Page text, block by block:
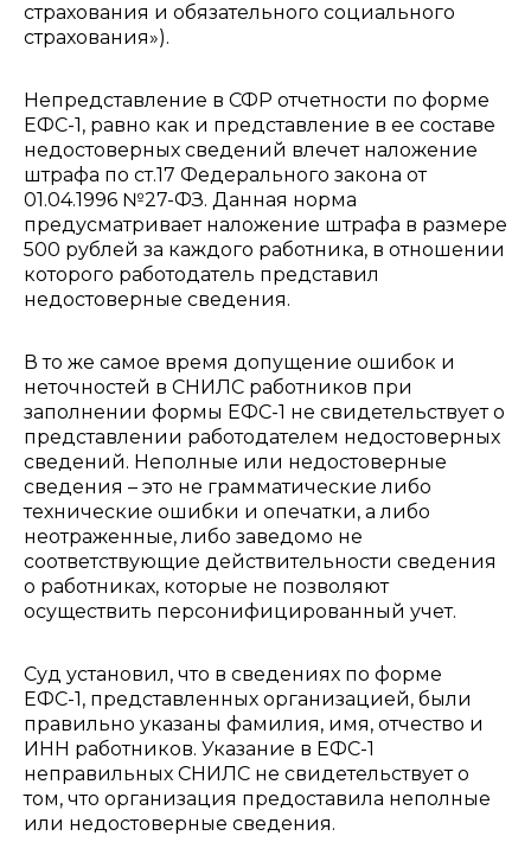
страхования и обязательного социального
страхования»).
Непредставление в СФР отчетности по форме
ЕФС-1, равно как и представление в ее составе
недостоверных сведений влечет наложение
штрафа по ст.17 Федерального закона от
01.04.1996 №27-ФЗ. Данная норма
предусматривает наложение штрафа в размере
500 рублей за каждого работника, в отношении
которого работодатель представил
недостоверные сведения.
В то же самое время допущение ошибок и
неточностей в СНИЛС работников при
заполнении формы ЕФС-1 не свидетельствует о
представлении работодателем недостоверных
сведений. Неполные или недостоверные
сведения – это не грамматические либо
технические ошибки и опечатки, а либо
неотраженные, либо заведомо не
соответствующие действительности сведения
о работниках, которые не позволяют
осуществить персонифицированный учет.
Суд установил, что в сведениях по форме
ЕФС-1, представленных организацией, были
правильно указаны фамилия, имя, отчество и
ИНН работников. Указание в ЕФС-1
неправильных СНИЛС не свидетельствует о
том, что организация предоставила неполные
или недостоверные сведения.